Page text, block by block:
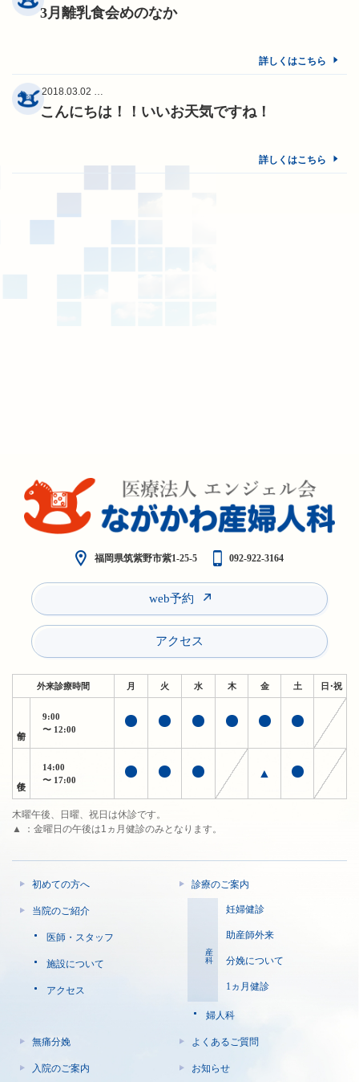
3月離乳食会めのなか
詳しくはこちら
2018.03.02 …
こんにちは！！いいお天気ですね！
詳しくはこちら
福岡県筑紫野市紫1-25-5 092-922-3164
web予約
アクセス
外来診療時間 月 火 水 木 金 土 日・祝
9:00
〜 12:00
14:00
〜 17:00
▲
木曜午後、日曜、祝日は休診です。
▲ ：金曜日の午後は1ヵ月健診のみとなります。
初めての方へ
当院のご紹介
医師・スタッフ
施設について
アクセス
診療のご案内
産科
妊婦健診
助産師外来
分娩について
1ヵ月健診
婦人科
無痛分娩
入院のご案内
よくあるご質問
お知らせ